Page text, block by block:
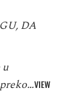
DA
VIEW